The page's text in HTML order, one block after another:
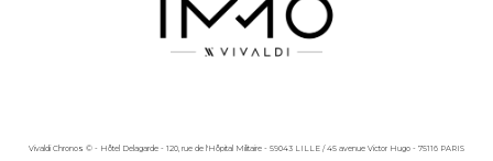
Vivaldi Chronos © - Hôtel Delagarde - 120, rue de l'Hôpital Militaire - 59043 LILLE / 45 avenue Victor Hugo - 75116 PARIS